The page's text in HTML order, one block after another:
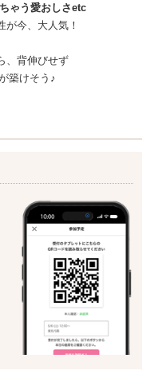
ゃう愛おしさetc
が今、大人気！
、背伸びせず
築けそう♪